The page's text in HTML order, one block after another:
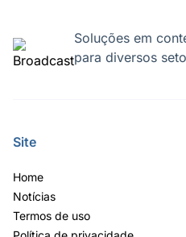
Soluções em
para diversos
Site
Home
Notícias
Termos de uso